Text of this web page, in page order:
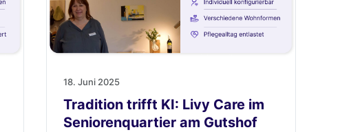
18. Juni 2025
Tradition trifft KI: Livy Care im
Seniorenquartier am Gutshof